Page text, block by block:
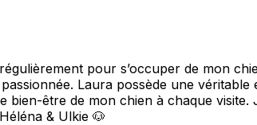
pour s’occuper de mon
Laura possède une
être de mon chien à chaque
& Ulkie 🐶